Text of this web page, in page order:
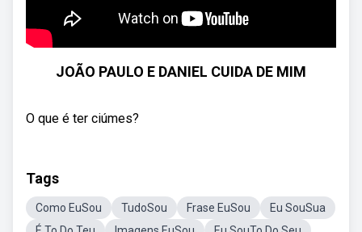
JOÃO PAULO E DANIEL CUIDA DE MIM
O que é ter ciúmes?
Tags
Como EuSou TudoSou Frase EuSou
Eu SouSua